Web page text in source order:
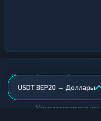
USDT BEP20 → Доллары
Вики • Города •
Методология оценки